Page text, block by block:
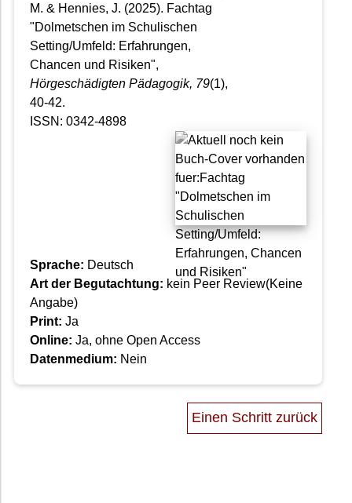
M. & Hennies, J. (2025). Fachtag
"Dolmetschen im Schulischen
Setting/Umfeld: Erfahrungen,
Chancen und Risiken",
Hörgeschädigten Pädagogik, 79(1),
40-42.
ISSN: 0342-4898
Sprache: Deutsch
Art der Begutachtung: kein Peer Review(Keine
Angabe)
Print: Ja
Online: Ja, ohne Open Access
Datenmedium: Nein